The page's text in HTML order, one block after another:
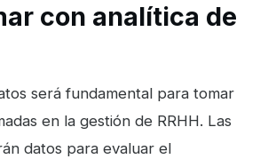
con analítica de
será fundamental para tomar
en la gestión de RRHH. Las
datos para evaluar el